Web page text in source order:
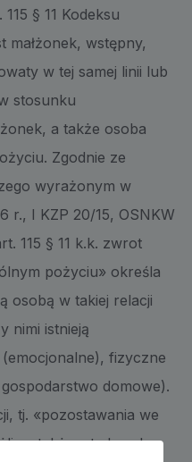
§ 11 Kodeksu
małżonek, wstępny,
w tej samej linii lub
stosunku
a także osoba
Zgodnie ze
wyrażonym w
r., I KZP 20/15, OSNKW
115 § 11 k.k. zwrot
pożyciu» określa
osobą w takiej relacji
nimi istnieją
fizyczne
domowe).
tj. «pozostawania we
także wtedy, gdy